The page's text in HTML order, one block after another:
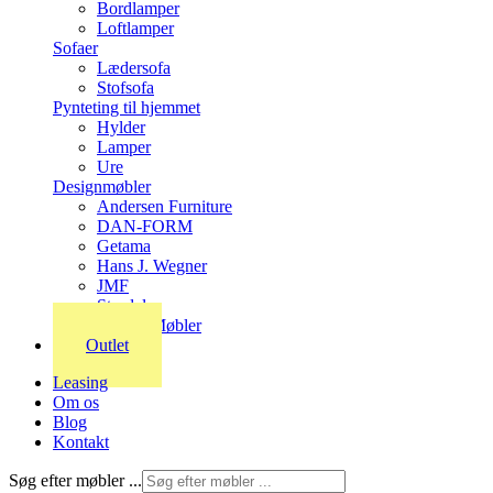
Bordlamper
Loftlamper
Sofaer
Lædersofa
Stofsofa
Pynteting til hjemmet
Hylder
Lamper
Ure
Designmøbler
Andersen Furniture
DAN-FORM
Getama
Hans J. Wegner
JMF
Stordal
Stouby Møbler
Outlet
Leasing
Om os
Blog
Kontakt
Søg efter møbler ...